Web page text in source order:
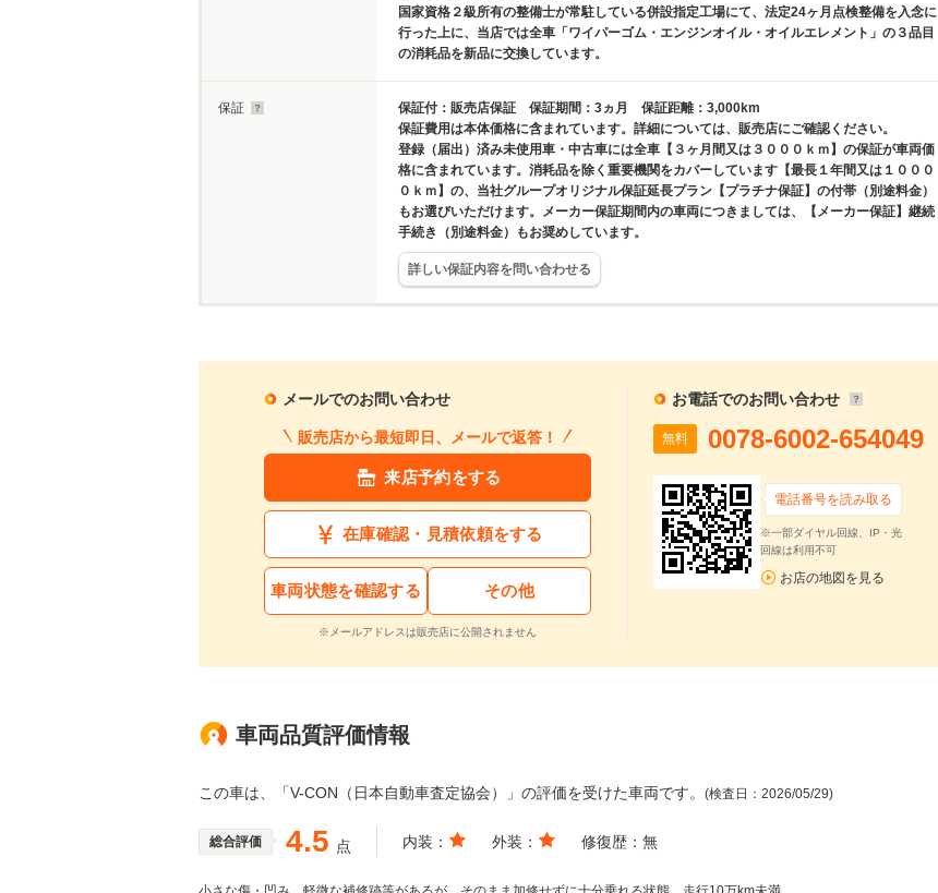
国家資格２級所有の整備士が常駐している併設指定工場にて、法定24ヶ月点検整備を入念に
行った上に、当店では全車「ワイパーゴム・エンジンオイル・オイルエレメント」の３品目
の消耗品を新品に交換しています。
保証
保証付：販売店保証 保証期間：3ヵ月 保証距離：3,000km
保証費用は本体価格に含まれています。詳細については、販売店にご確認ください。
登録（届出）済み未使用車・中古車には全車【３ヶ月間又は３０００ｋｍ】の保証が車両価
格に含まれています。消耗品を除く重要機関をカバーしています【最長１年間又は１０００
０ｋｍ】の、当社グループオリジナル保証延長プラン【プラチナ保証】の付帯（別途料金）
もお選びいただけます。メーカー保証期間内の車両につきましては、【メーカー保証】継続
手続き（別途料金）もお奨めしています。
詳しい保証内容を問い合わせる
メールでのお問い合わせ
販売店から最短即日、メールで返答！
来店予約をする
在庫確認・見積依頼をする
車両状態を確認する その他
※メールアドレスは販売店に公開されません
お電話でのお問い合わせ
無料 0078-6002-654049
電話番号を読み取る
※一部ダイヤル回線、IP・光
回線は利用不可
お店の地図を見る
車両品質評価情報
この車は、「V-CON（日本自動車査定協会）」の評価を受けた車両です。 (検査日：2026/05/29)
総合評価 4.5 点 内装： 外装： 修復歴： 無